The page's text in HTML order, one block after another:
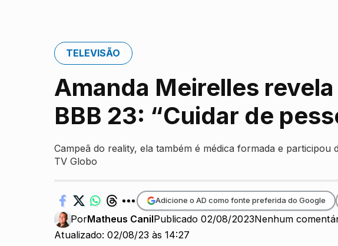
TELEVISÃO
Amanda Meirelles
BBB 23: “Cuidar de
Campeã do reality, ela também é médica formada e
TV Globo
Atualizado: 02/08/23 às 14:27
PorMatheus CanilPublicado 02/08/2023Nenhum
Adicione o AD como fonte preferida do Google